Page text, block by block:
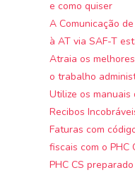
e como quiser
A Comunicação
à AT via SAF-T
Atraia os
o trabalho
Utilize os
Recibos
Faturas com
fiscais com o PHC
PHC CS